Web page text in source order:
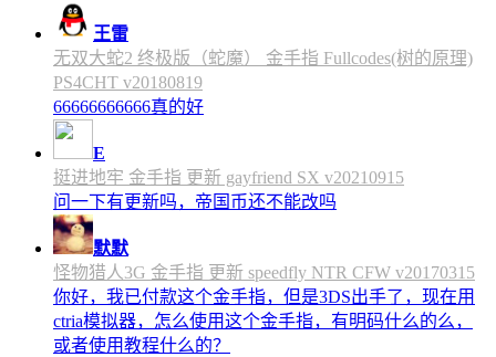
王雷
无双大蛇2 终极版（蛇魔） 金手指 Fullcodes(树的原理)
PS4CHT v20180819
66666666666真的好
E
挺进地牢 金手指 更新 gayfriend SX v20210915
问一下有更新吗，帝国币还不能改吗
默默
怪物猎人3G 金手指 更新 speedfly NTR CFW v20170315
你好，我已付款这个金手指，但是3DS出手了，现在用
ctria模拟器，怎么使用这个金手指，有明码什么的么，
或者使用教程什么的？